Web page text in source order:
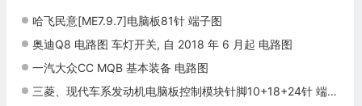
哈飞民意[ME7.9.7]电脑板81针 端子图
奥迪Q8 电路图 车灯开关, 自 2018 年 6 月起 电路图
一汽大众CC MQB 基本装备 电路图
三菱、现代车系发动机电脑板控制模块针脚10+18+24针 端子图